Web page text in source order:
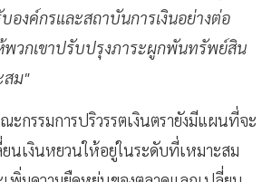
องค์กรและสถาบันการเงินอย่างต่อ
พวกเขาปรับปรุงภาระผูกพันทรัพย์สิน
สม"
ณะกรรมการปริวรรตเงินตรายังมีแผนที่จะ
นเงินหยวนให้อยู่ในระดับที่เหมาะสม